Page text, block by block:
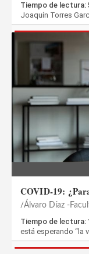
Tiempo de
Joaquín Torres
COVID-19:
Álvaro Díaz -
Tiempo de lectura:
está esperando “la